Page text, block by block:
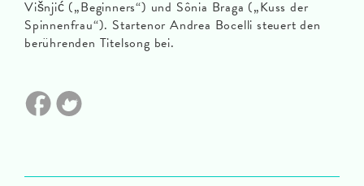
Višnjić („Beginners“) und Sônia Braga („Kuss der
Spinnenfrau“). Startenor Andrea Bocelli steuert den
berührenden Titelsong bei.